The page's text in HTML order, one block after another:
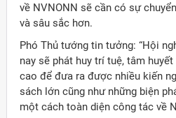
về NVNONN sẽ cần có sự
và sâu sắc hơn.
Phó Thủ tướng tin tưởng: “Hội
nay sẽ phát huy trí tuệ, tâm
cao để đưa ra được nhiều kiến
sách lớn cũng như những biện
một cách toàn diện công tác về